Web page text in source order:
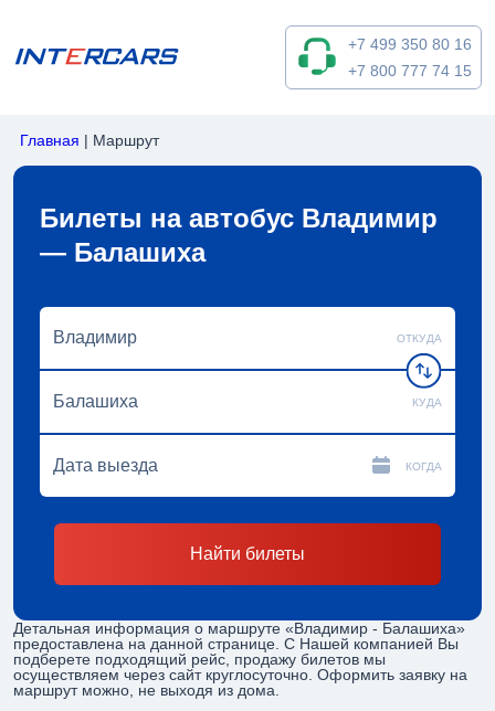
+7 499 350 80 16
+7 800 777 74 15
Главная | Маршрут
Билеты на автобус Владимир
— Балашиха
ОТКУДА
КУДА
КОГДА
Найти билеты
Детальная информация о маршруте «Владимир - Балашиха»
предоставлена на данной странице. С Нашей компанией Вы
подберете подходящий рейс, продажу билетов мы
осуществляем через сайт круглосуточно. Оформить заявку на
маршрут можно, не выходя из дома.